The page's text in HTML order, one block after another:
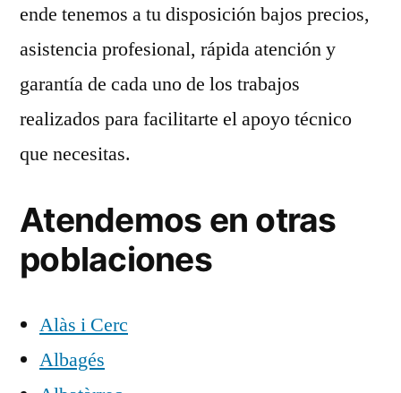
ende tenemos a tu disposición bajos precios,
asistencia profesional, rápida atención y
garantía de cada uno de los trabajos
realizados para facilitarte el apoyo técnico
que necesitas.
Atendemos en otras
poblaciones
Alàs i Cerc
Albagés